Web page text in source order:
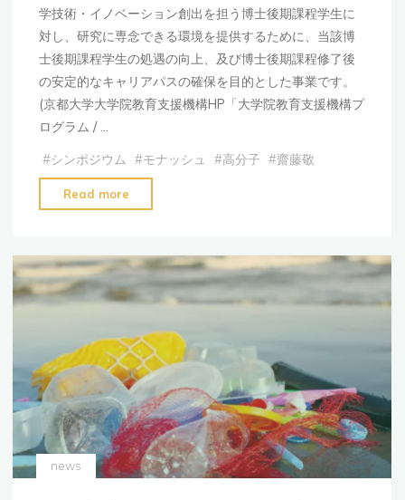
学技術・イノベーション創出を担う博士後期課程学生に
対し、研究に専念できる環境を提供するために、当該博
士後期課程学生の処遇の向上、及び博士後期課程修了後
の安定的なキャリアパスの確保を目的とした事業です。
(京都大学大学院教育支援機構HP「大学院教育支援機構プ
ログラム / …
#シンポジウム #モナッシュ #高分子 #齋藤敬
Read more
研
室
生
が、
令
和
年
度
京
news